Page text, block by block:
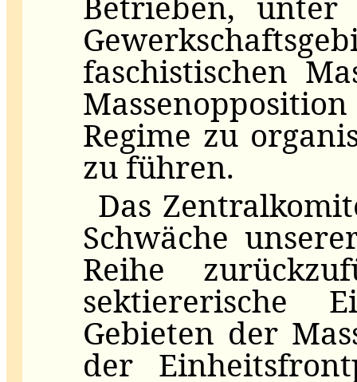
faschistischen
Regime zu
zu führen.
Das
Schwäche
Reihe
sektiererische
Gebieten der
der